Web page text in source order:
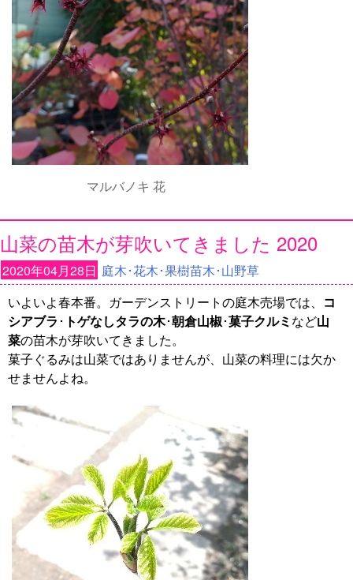
マルバノキ 花
山菜の苗木が芽吹いてきました 2020
2020年04月28日 庭木･花木･果樹苗木･山野草
いよいよ春本番。ガーデンストリートの庭木売場では、 コ
シアブラ ･ トゲなしタラの木･朝倉山椒･菓子クルミなど山
菜の苗木が芽吹いてきました。
菓子ぐるみは山菜ではありませんが、山菜の料理には欠か
せませんよね。